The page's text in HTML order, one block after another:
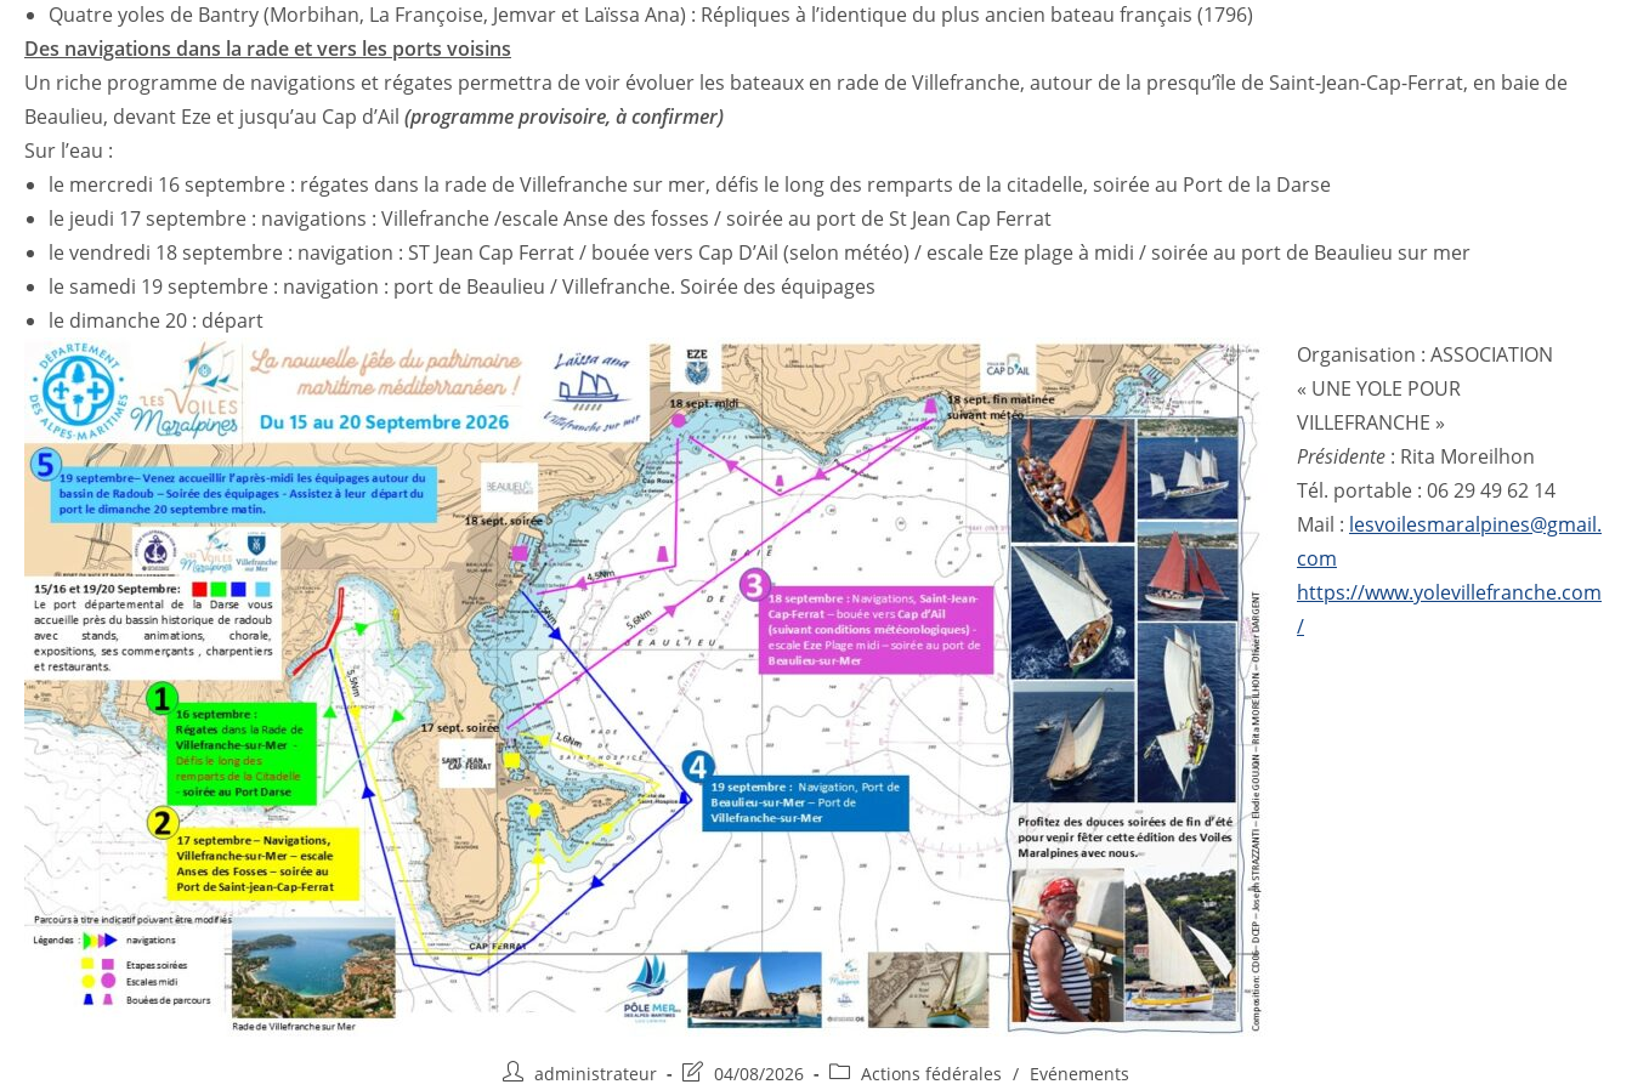
Quatre yoles de Bantry (Morbihan, La Françoise, Jemvar et Laïssa Ana) : Répliques à l’identique du plus ancien bateau français (1796)
Des navigations dans la rade et vers les ports voisins
Un riche programme de navigations et régates permettra de voir évoluer les bateaux en rade de Villefranche, autour de la presqu’île de Saint-Jean-Cap-Ferrat, en baie de
Beaulieu, devant Eze et jusqu’au Cap d’Ail (programme provisoire, à confirmer)
Sur l’eau :
le mercredi 16 septembre : régates dans la rade de Villefranche sur mer, défis le long des remparts de la citadelle, soirée au Port de la Darse
le jeudi 17 septembre : navigations : Villefranche /escale Anse des fosses / soirée au port de St Jean Cap Ferrat
le vendredi 18 septembre : navigation : ST Jean Cap Ferrat / bouée vers Cap D’Ail (selon météo) / escale Eze plage à midi / soirée au port de Beaulieu sur mer
le samedi 19 septembre : navigation : port de Beaulieu / Villefranche. Soirée des équipages
le dimanche 20 : départ
Organisation : ASSOCIATION
« UNE YOLE POUR
VILLEFRANCHE »
Présidente : Rita Moreilhon
Tél. portable : 06 29 49 62 14
Mail : lesvoilesmaralpines@gmail.
com
https://www.yolevillefranche.com
/
Auteur/autrice
administrateur
Post04/08/2026
PostActions fédérales / Evénements